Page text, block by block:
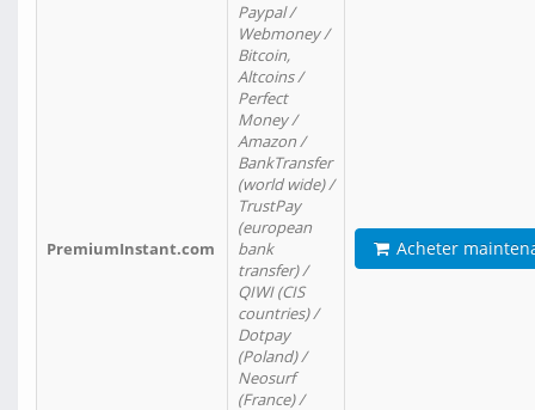
PremiumInstant.com
Paypal /
Webmoney /
Bitcoin,
Altcoins /
Perfect
Money /
Amazon /
BankTransfer
(world wide) /
TrustPay
(european
bank
transfer) /
QIWI (CIS
countries) /
Dotpay
(Poland) /
Neosurf
(France) /
Acheter